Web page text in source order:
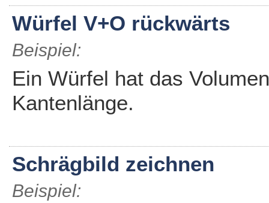
Würfel V+O rückwärts
Beispiel:
Ein Würfel hat das
Kantenlänge.
Schrägbild zeichnen
Beispiel: